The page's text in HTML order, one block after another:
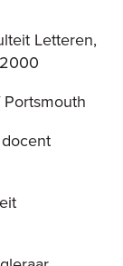
Letteren,